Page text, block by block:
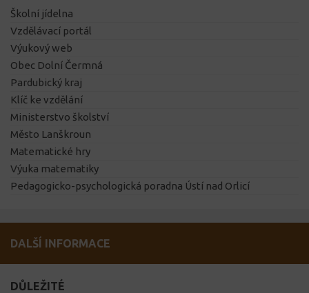
Školní jídelna
Vzdělávací portál
Výukový web
Obec Dolní Čermná
Pardubický kraj
Klíč ke vzdělání
Ministerstvo školství
Město Lanškroun
Matematické hry
Výuka matematiky
Pedagogicko-psychologická poradna Ústí nad Orlicí
DALŠÍ INFORMACE
DŮLEŽITÉ